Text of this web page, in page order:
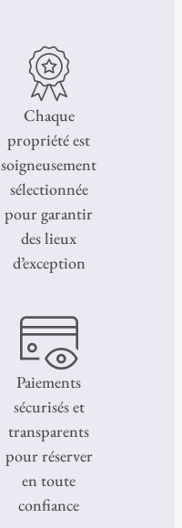
Chaque
propriété est
soigneusement
sélectionnée
pour garantir
des lieux
d’exception
Paiements
sécurisés et
transparents
pour réserver
en toute
confiance